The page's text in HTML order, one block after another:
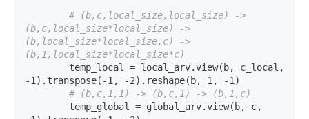
# (b,c,local_size,local_size) ->
(b,c,local_size*local_size) ->
(b,local_size*local_size,c) ->
(b,1,local_size*local_size*c)
-1).transpose(-1, -2).reshape(b, 1, -1)
# (b,c,1,1) -> (b,c,1) -> (b,1,c)